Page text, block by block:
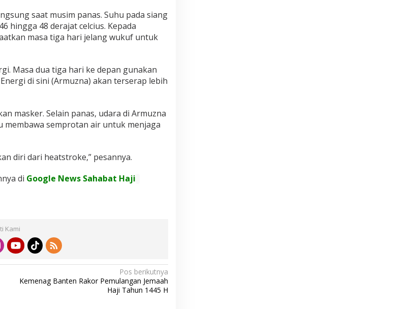
saat musim panas. Suhu pada siang
hingga 48 derajat celcius. Kepada
masa tiga hari jelang wukuf untuk
Masa dua tiga hari ke depan gunakan
di sini (Armuzna) akan terserap lebih
masker. Selain panas, udara di Armuzna
membawa semprotan air untuk menjaga
diri dari heatstroke,” pesannya.
di Google News Sahabat Haji
Kami
Pos berikutnya
Kemenag Banten Rakor Pemulangan Jemaah
Haji Tahun 1445 H